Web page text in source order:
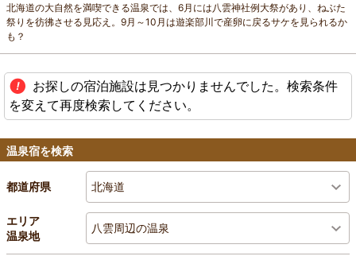
北海道の大自然を満喫できる温泉では、6月には八雲神社例大祭があり、ねぶた
祭りを彷彿させる見応え。9月～10月は遊楽部川で産卵に戻るサケを見られるか
も？
お探しの宿泊施設は見つかりませんでした。検索条件
を変えて再度検索してください。
温泉宿を検索
都道府県 北海道
エリア
温泉地
八雲周辺の温泉